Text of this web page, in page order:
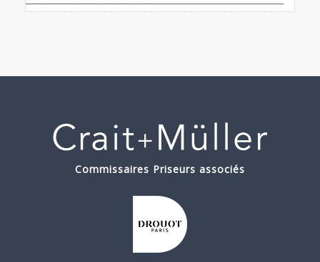
Commissaires Priseurs associés